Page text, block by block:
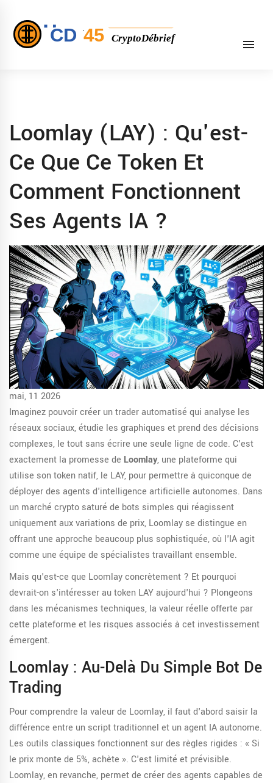
Loomlay (LAY) : Qu'est-
Ce Que Ce Token Et
Comment Fonctionnent
Ses Agents IA ?
mai, 11 2026
Imaginez pouvoir créer un trader automatisé qui analyse les
réseaux sociaux, étudie les graphiques et prend des décisions
complexes, le tout sans écrire une seule ligne de code. C'est
exactement la promesse de Loomlay, une plateforme qui
utilise son token natif, le LAY, pour permettre à quiconque de
déployer des agents d'intelligence artificielle autonomes. Dans
un marché crypto saturé de bots simples qui réagissent
uniquement aux variations de prix, Loomlay se distingue en
offrant une approche beaucoup plus sophistiquée, où l'IA agit
comme une équipe de spécialistes travaillant ensemble.
Mais qu'est-ce que Loomlay concrètement ? Et pourquoi
devrait-on s'intéresser au token LAY aujourd'hui ? Plongeons
dans les mécanismes techniques, la valeur réelle offerte par
cette plateforme et les risques associés à cet investissement
émergent.
Loomlay : Au-Delà Du Simple Bot De
Trading
Pour comprendre la valeur de Loomlay, il faut d'abord saisir la
différence entre un script traditionnel et un agent IA autonome.
Les outils classiques fonctionnent sur des règles rigides : « Si
le prix monte de 5%, achète ». C'est limité et prévisible.
Loomlay, en revanche, permet de créer des agents capables de